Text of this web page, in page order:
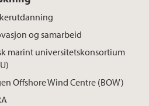
og samarbeid
marint universitetskonsortium
Offshore Wind Centre (BOW)